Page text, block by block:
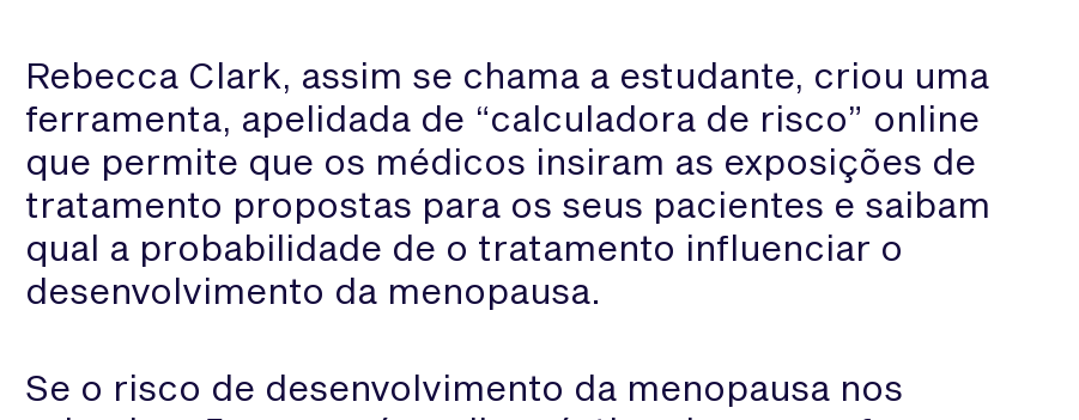
Rebecca Clark, assim se chama a estudante, criou uma
ferramenta, apelidada de “calculadora de risco” online
que permite que os médicos insiram as exposições de
tratamento propostas para os seus pacientes e saibam
qual a probabilidade de o tratamento influenciar o
desenvolvimento da menopausa.
Se o risco de desenvolvimento da menopausa nos